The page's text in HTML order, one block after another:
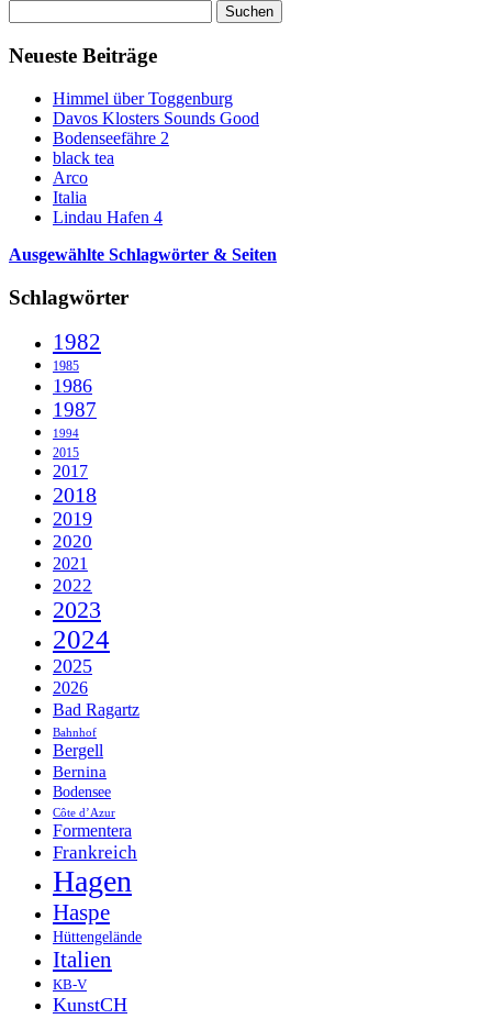
nach:
Neueste Beiträge
Himmel über Toggenburg
Davos Klosters Sounds Good
Bodenseefähre 2
black tea
Arco
Italia
Lindau Hafen 4
Ausgewählte Schlagwörter & Seiten
Schlagwörter
1982
1985
1986
1987
1994
2015
2017
2018
2019
2020
2021
2022
2023
2024
2025
2026
Bad Ragartz
Bahnhof
Bergell
Bernina
Bodensee
Côte d’Azur
Formentera
Frankreich
Hagen
Haspe
Hüttengelände
Italien
KB-V
KunstCH